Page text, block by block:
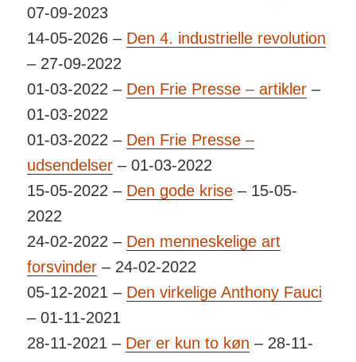
07-09-2023
14-05-2026 – Den 4. indu­stri­elle revo­lution
– 27-09-2022
01-03-2022 – Den Frie Presse – artikler –
01-03-2022
01-03-2022 – Den Frie Presse –
udsendelser – 01-03-2022
15-05-2022 – Den gode krise – 15-05-
2022
24-02-2022 – Den menneskelige art
forsvinder – 24-02-2022
05-12-2021 – Den virkelige Anthony Fauci
– 01-11-2021
28-11-2021 – Der er kun to køn – 28-11-